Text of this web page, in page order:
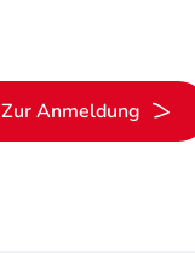
Zur Anmeldung